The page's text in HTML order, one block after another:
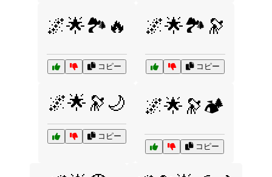
🌌🌟🏞️🔥
コピー
🌌🌟🏞️🔭
コピー
🌌🌟🔭🌙
コピー
🌌🌟🔭🏕️
コピー